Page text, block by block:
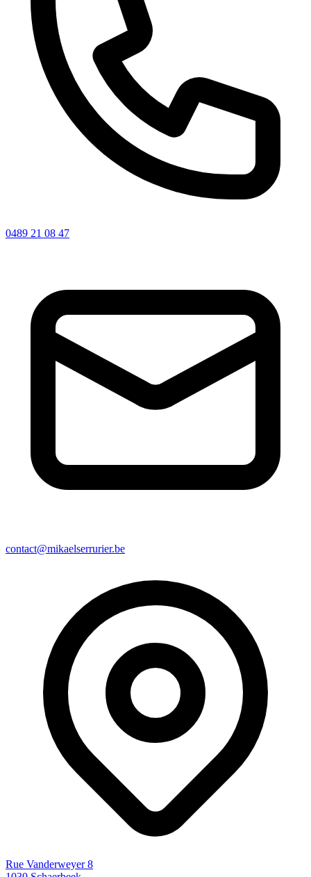
0489 21 08 47
contact@mikaelserrurier.be
Rue Vanderweyer 8